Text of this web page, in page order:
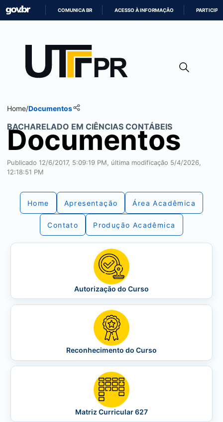
CONTEÚDO
COMUNICA BR ACESSO À INFORMAÇÃO PARTICIPE
Home/Documentos
BACHARELADO EM CIÊNCIAS CONTÁBEIS
Documentos
Publicado 12/6/2017, 5:09:19 PM, última modificação 5/4/2026,
12:18:51 PM
Home Apresentação Área Acadêmica
Contato Produção Acadêmica
Autorização do Curso
Reconhecimento do Curso
Matriz Curricular 627